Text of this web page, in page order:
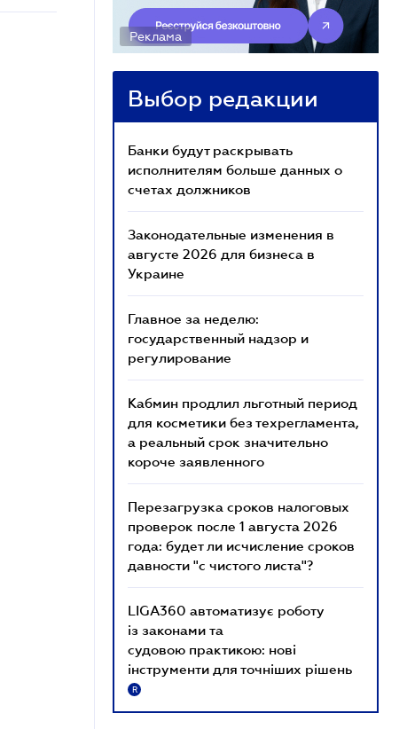
Реклама
Выбор редакции
Банки будут раскрывать
исполнителям больше данных о
счетах должников
Законодательные изменения в
августе 2026 для бизнеса в
Украине
Главное за неделю:
государственный надзор и
регулирование
Кабмин продлил льготный период
для косметики без техрегламента,
а реальный срок значительно
короче заявленного
Перезагрузка сроков налоговых
проверок после 1 августа 2026
года: будет ли исчисление сроков
давности "с чистого листа"?
LIGA360 автоматизує роботу
із законами та
судовою практикою: нові
інструменти для точніших рішень
R